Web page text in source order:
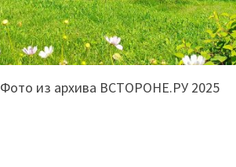
Фото из архива ВСТОРОНЕ.РУ 2025